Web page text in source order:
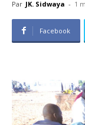
Par JK. Sidwaya - 1
Facebook